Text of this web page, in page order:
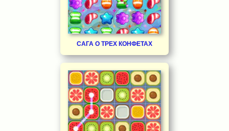
САГА О ТРЕХ КОНФЕТАХ